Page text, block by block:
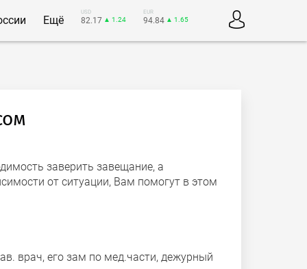
Ещё
USD
82.17 ▲ 1.24
EUR
94.84 ▲ 1.65
заверить завещание, а
от ситуации, Вам помогут в этом
врач, его зам по мед.части, дежурный